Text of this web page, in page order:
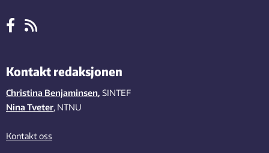
Kontakt redaksjonen
Christina Benjaminsen, SINTEF
Nina Tveter, NTNU
Kontakt oss